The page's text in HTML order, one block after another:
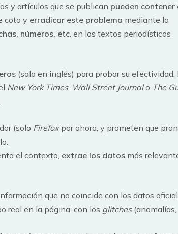
y artículos que se publican pueden contener
coto y erradicar este problema mediante la
números, etc . en los textos periodísticos
(solo en inglés) para probar su efectividad.
New York Times, Wall Street Journalo The
(solo Firefoxpor ahora, y prometen que
el contexto, extrae los datos más
que no coincide con los datos
real en la página, con los glitches(anomalías,